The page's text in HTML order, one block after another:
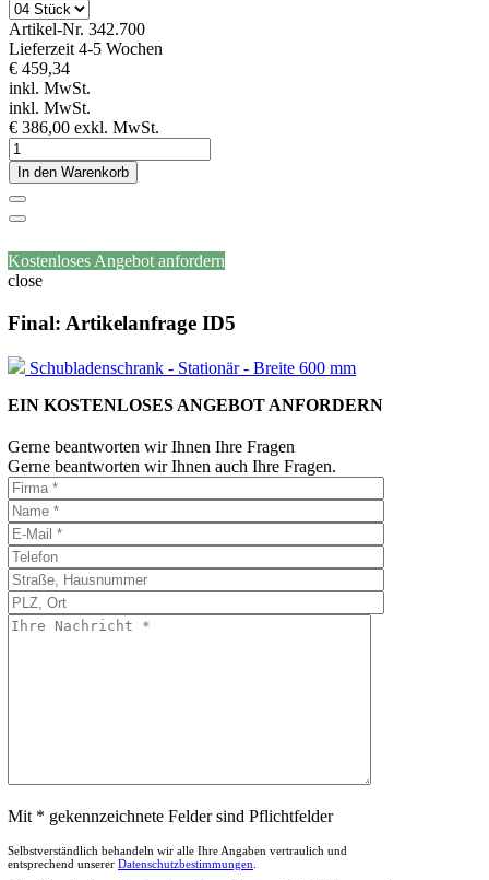
Artikel-Nr. 342.700
Lieferzeit 4-5 Wochen
€ 459,34
inkl. MwSt.
inkl. MwSt.
€ 386,00 exkl. MwSt.
In den Warenkorb
Kostenloses Angebot anfordern
close
Final: Artikelanfrage ID5
Schubladenschrank - Stationär - Breite 600 mm
EIN KOSTENLOSES ANGEBOT ANFORDERN
Gerne beantworten wir Ihnen Ihre Fragen
Gerne beantworten wir Ihnen auch Ihre Fragen.
Mit * gekennzeichnete Felder sind Pflichtfelder
Selbstverständlich behandeln wir alle Ihre Angaben vertraulich und
entsprechend unserer Datenschutzbestimmungen